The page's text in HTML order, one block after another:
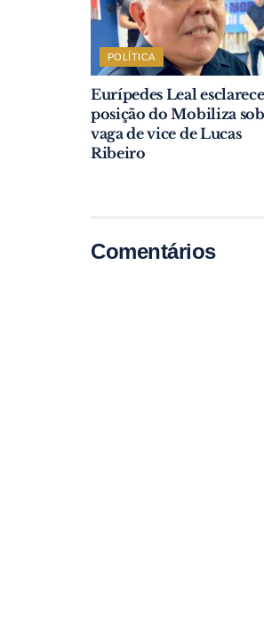
POLÍTICA
Eurípedes Leal esclarece
posição do Mobiliza
vaga de vice de Lucas
Ribeiro
Comentários